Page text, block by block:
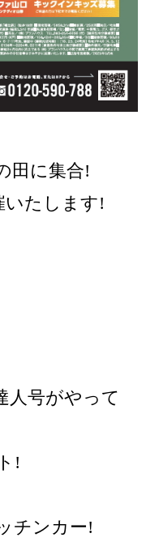
田に集合!
いたします!
人号がやって
!
チンカー!